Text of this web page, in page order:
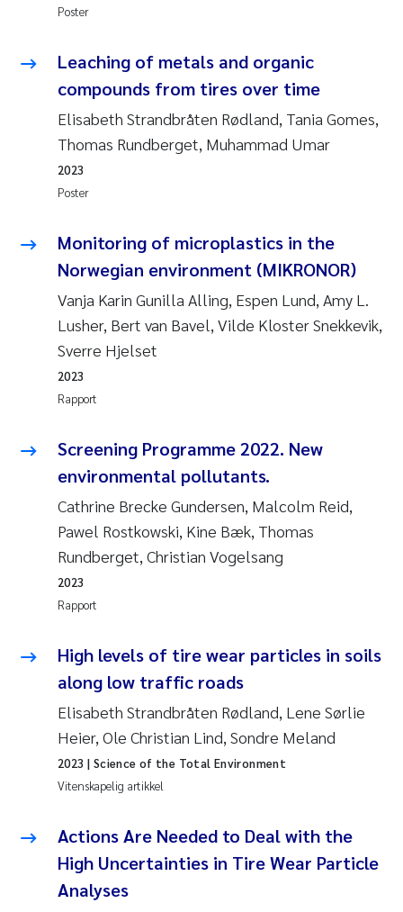
Poster
Leaching of metals and organic
compounds from tires over time
Elisabeth Strandbråten Rødland, Tania Gomes,
Thomas Rundberget, Muhammad Umar
Poster
2023
Monitoring of microplastics in the
Norwegian environment (MIKRONOR)
Vanja Karin Gunilla Alling, Espen Lund, Amy L.
Lusher, Bert van Bavel, Vilde Kloster Snekkevik,
Sverre Hjelset
Rapport
2023
Screening Programme 2022. New
environmental pollutants.
Cathrine Brecke Gundersen, Malcolm Reid,
Pawel Rostkowski, Kine Bæk, Thomas
Rundberget, Christian Vogelsang
Rapport
2023
High levels of tire wear particles in soils
along low traffic roads
Elisabeth Strandbråten Rødland, Lene Sørlie
Heier, Ole Christian Lind, Sondre Meland
Vitenskapelig artikkel
2023 | Science of the Total Environment
Actions Are Needed to Deal with the
High Uncertainties in Tire Wear Particle
Analyses